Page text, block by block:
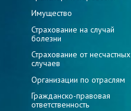
Имущество
Страхование на случай
болезни
Страхование от несчастных
случаев
Организации по отраслям
Гражданско-правовая
ответственность